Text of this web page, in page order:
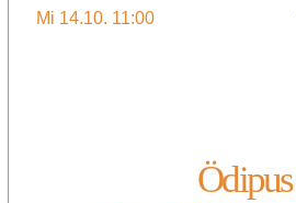
Mi 14.10. 11:00
Ödipus